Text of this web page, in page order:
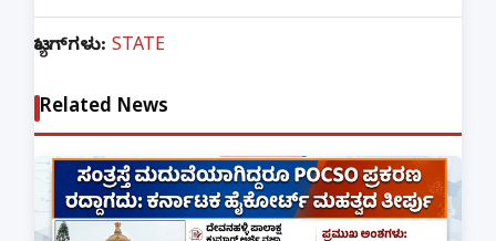
ಟ್ಯಾಗ್‌ಗಳು: STATE
Related News